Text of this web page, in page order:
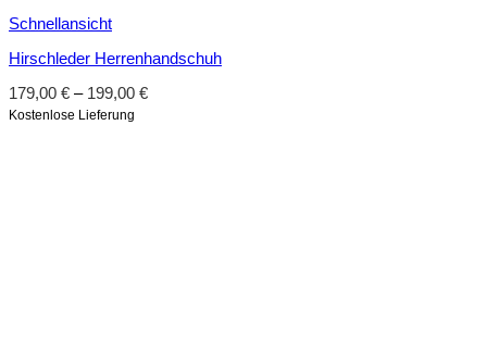
Schnellansicht
Hirschleder Herrenhandschuh
179,00 € – 199,00 €
Kostenlose Lieferung